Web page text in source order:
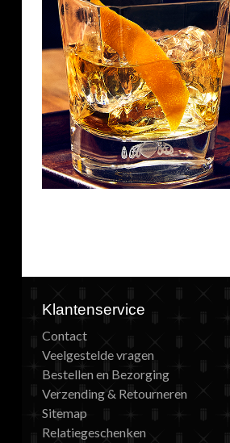
Klantenservice
Contact
Veelgestelde vragen
Bestellen en Bezorging
Verzending & Retourneren
Sitemap
Relatiegeschenken